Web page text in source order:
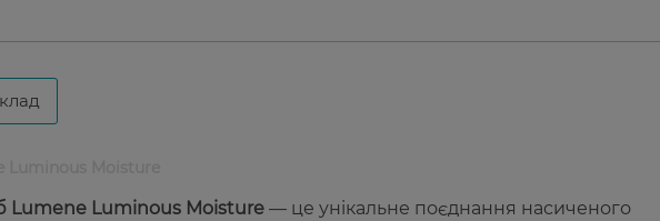
Lumene Luminous Moisture — це унікальне поєднання насиченого